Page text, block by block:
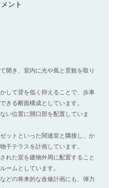
ント
開き、室内に光や風と景観を取り
して背を低く抑えることで、歩車
きる断面構成としています。
い位置に開口部を配置していま
ットといった関連室と隣接し、か
干テラスを計画しています。
れた室を建物外周に配置すること
ームとしています。
どの将来的な改修計画にも、弾力